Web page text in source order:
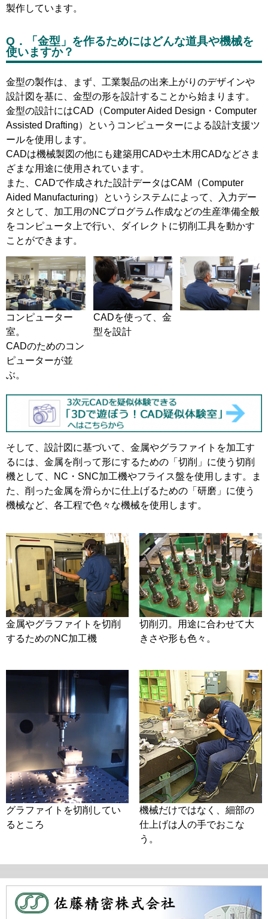
製作しています。
Q．「金型」を作るためにはどんな道具や機械を
使いますか？
金型の製作は、まず、工業製品の出来上がりのデザインや
設計図を基に、金型の形を設計することから始まります。
金型の設計にはCAD（Computer Aided Design・Computer
Assisted Drafting）というコンピューターによる設計支援ツ
ールを使用します。
CADは機械製図の他にも建築用CADや土木用CADなどさま
ざまな用途に使用されています。
また、CADで作成された設計データはCAM（Computer
Aided Manufacturing）というシステムによって、入力デー
タとして、加工用のNCプログラム作成などの生産準備全般
をコンピュータ上で行い、ダイレクトに切削工具を動かす
ことができます。
コンピューター
室。
CADのためのコン
ピューターが並
ぶ。
CADを使って、金
型を設計
そして、設計図に基づいて、金属やグラファイトを加工す
るには、金属を削って形にするための「切削」に使う切削
機として、NC・SNC加工機やフライス盤を使用します。ま
た、削った金属を滑らかに仕上げるための「研磨」に使う
機械など、各工程で色々な機械を使用します。
金属やグラファイトを切削
するためのNC加工機
切削刃。用途に合わせて大
きさや形も色々。
グラファイトを切削してい
るところ
機械だけではなく、細部の
仕上げは人の手でおこな
う。